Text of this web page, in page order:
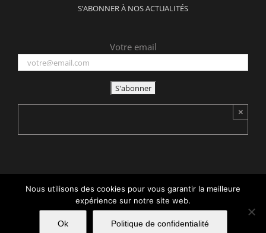
S’ABONNER À NOS ACTUALITÉS
Votre email
×
Copyright 2015 - 2026 Club d'Iéna | Tous droits réservés | Réalisé
paracteris |Mentions légales
FacebookLinkedIn
X
Nous utilisons des cookies pour vous garantir la meilleure
expérience sur notre site web.
Ok Politique de confidentialité